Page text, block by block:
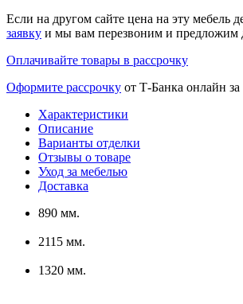
Если на другом сайте цена на эту мебель
заявку и мы вам перезвоним и предложим
Оплачивайте товары в рассрочку
Оформите рассрочку от Т-Банка онлайн
Характеристики
Описание
Варианты отделки
Отзывы о товаре
Уход за мебелью
Доставка
890 мм.
2115 мм.
1320 мм.